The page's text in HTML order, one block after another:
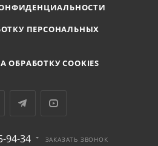
ПЕРСОНАЛЬНЫХ
ОБРАБОТКУ COOKIES
94-34 ЗАКАЗАТЬ ЗВОНОК